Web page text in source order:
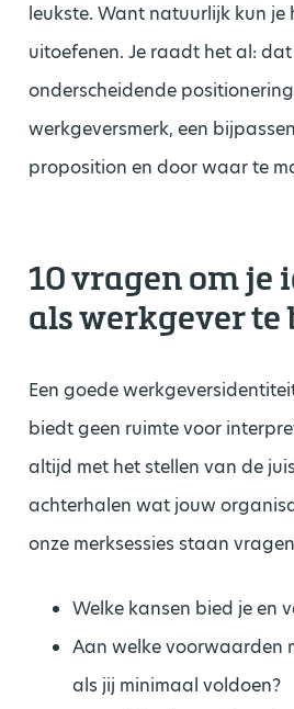
leukste. Want natuurlijk kun je
uitoefenen. Je raadt het al: dat
onderscheidende
werkgeversmerk, een
proposition en door waar te
10 vragen om
als werkgever te
Een goede
biedt geen ruimte voor
altijd met het stellen van de
achterhalen wat jouw
onze merksessies staan
Welke kansen bied je en
Aan welke voorwaarden
als jij minimaal voldoen?